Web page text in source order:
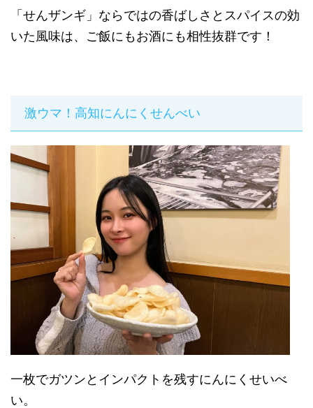
「せんザンギ」ならではの香ばしさとスパイスの効
いた風味は、ご飯にもお酒にも相性抜群です！
激ウマ！高知にんにくせんべい
一枚でガツンとインパクトを残すにんにくせいべ
い。